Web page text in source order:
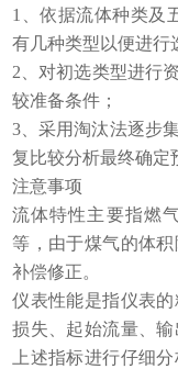
1、依据流体种类及
有几种类型以便进行
2、对初选类型进行
较准备条件；
3、采用淘汰法逐步
复比较分析最终确定
注意事项
流体特性主要指燃
等，由于煤气的体
补偿修正。
仪表性能是指仪表
损失、起始流量、
上述指标进行仔细